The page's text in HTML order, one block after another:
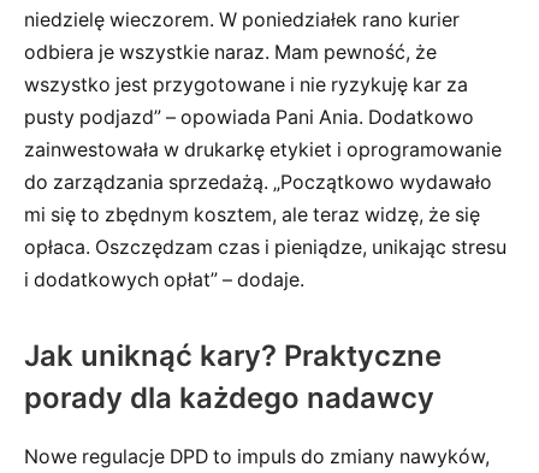
niedzielę wieczorem. W poniedziałek rano kurier
odbiera je wszystkie naraz. Mam pewność, że
wszystko jest przygotowane i nie ryzykuję kar za
pusty podjazd” – opowiada Pani Ania. Dodatkowo
zainwestowała w drukarkę etykiet i oprogramowanie
do zarządzania sprzedażą. „Początkowo wydawało
mi się to zbędnym kosztem, ale teraz widzę, że się
opłaca. Oszczędzam czas i pieniądze, unikając stresu
i dodatkowych opłat” – dodaje.
Jak uniknąć kary? Praktyczne
porady dla każdego nadawcy
Nowe regulacje DPD to impuls do zmiany nawyków,